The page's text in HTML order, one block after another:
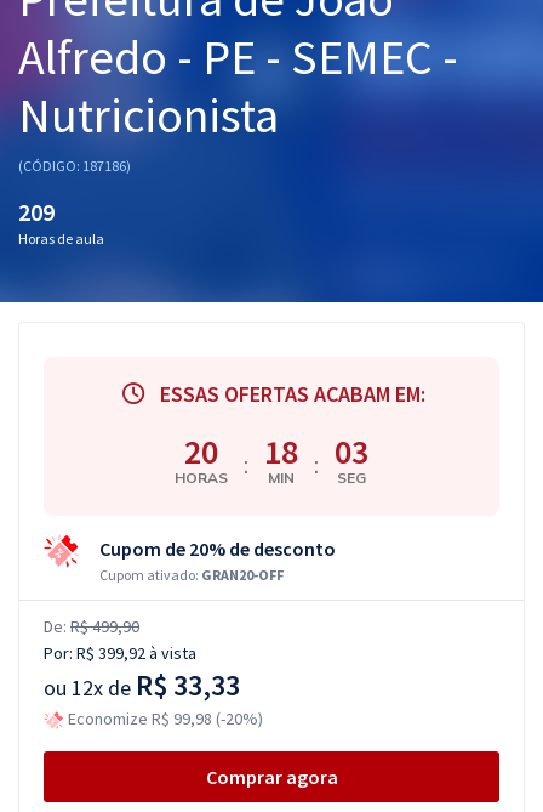
Graduação
OAB
Conteúdo gratuito
Alfredo - PE - SEMEC -
Nutricionista
(CÓDIGO: 187186)
209
Horas de aula
ESSAS OFERTAS ACABAM EM:
20
HORAS : 18
MIN : 02
SEG
Cupom de 20% de desconto
Cupom ativado: GRAN20-OFF
De: R$ 499,90
Por: R$ 399,92à vista
ou 12x de R$ 33,33
Economize R$ 99,98 (-20%)
Comprar agora